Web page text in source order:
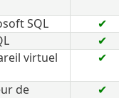
SQL ✔
✔
virtuel
✔
de
✔